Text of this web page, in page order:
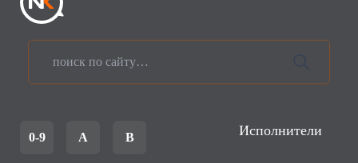
0-9 A B Исполнители